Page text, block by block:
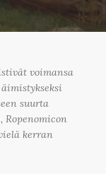
voimansa
suurta
Ropenomicon
kerran